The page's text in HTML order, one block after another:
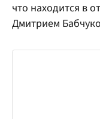
что находится в
Дмитрием